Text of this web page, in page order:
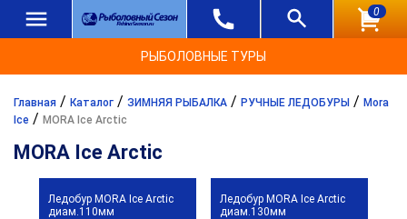
0
РЫБОЛОВНЫЕ ТУРЫ
Главная / Каталог / ЗИМНЯЯ РЫБАЛКА / РУЧНЫЕ ЛЕДОБУРЫ / Mora
Ice / MORA Ice Arctic
MORA Ice Arctic
Ледобур MORA Ice Arctic
диам.110мм
Ледобур MORA Ice Arctic
диам.130мм